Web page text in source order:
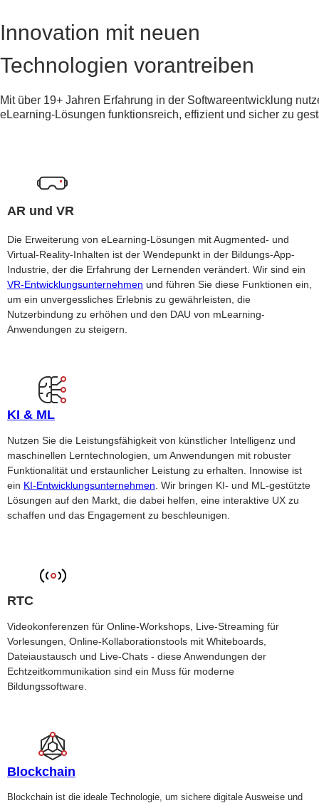
Innovation mit neuen
Technologien vorantreiben
Mit über 19+ Jahren Erfahrung in der Softwareentwicklung
eLearning-Lösungen funktionsreich, effizient und sicher zu
AR und VR
Die Erweiterung von eLearning-Lösungen mit Augmented- und
Virtual-Reality-Inhalten ist der Wendepunkt in der Bildungs-App-
Industrie, der die Erfahrung der Lernenden verändert. Wir sind ein
VR-Entwicklungsunternehmen und führen Sie diese Funktionen ein,
um ein unvergessliches Erlebnis zu gewährleisten, die
Nutzerbindung zu erhöhen und den DAU von mLearning-
Anwendungen zu steigern.
KI & ML
Nutzen Sie die Leistungsfähigkeit von künstlicher Intelligenz und
maschinellen Lerntechnologien, um Anwendungen mit robuster
Funktionalität und erstaunlicher Leistung zu erhalten. Innowise ist
ein KI-Entwicklungsunternehmen . Wir bringen KI- und ML-gestützte
Lösungen auf den Markt, die dabei helfen, eine interaktive UX zu
schaffen und das Engagement zu beschleunigen.
RTC
Videokonferenzen für Online-Workshops, Live-Streaming für
Vorlesungen, Online-Kollaborationstools mit Whiteboards,
Dateiaustausch und Live-Chats - diese Anwendungen der
Echtzeitkommunikation sind ein Muss für moderne
Bildungssoftware.
Blockchain
Blockchain ist die ideale Technologie, um sichere digitale Ausweise und